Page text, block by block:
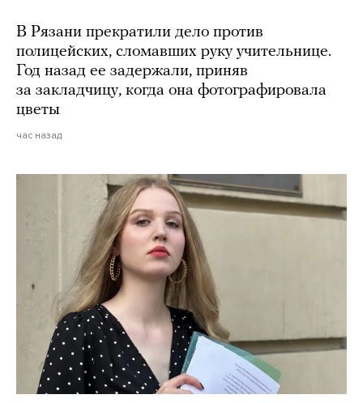
В Рязани прекратили дело против
полицейских, сломавших руку учительнице.
Год назад ее задержали, приняв
за закладчицу, когда она фотографировала
цветы
час назад